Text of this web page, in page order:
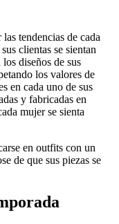
tendencias de cada
clientas se sientan
diseños de sus
los valores de
en cada uno de sus
y fabricadas en
mujer se sienta
en outfits con un
de que sus piezas se